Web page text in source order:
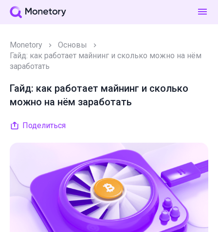
Monetory
Основы
Гайд: как работает майнинг и сколько можно на нём
заработать
Гайд: как работает майнинг и сколько
можно на нём заработать
Поделиться